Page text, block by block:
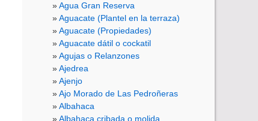
Agua Gran Reserva
Aguacate (Plantel en la terraza)
Aguacate (Propiedades)
Aguacate dátil o cockatil
Agujas o Relanzones
Ajedrea
Ajenjo
Ajo Morado de Las Pedroñeras
Albahaca
Albahaca cribada o molida